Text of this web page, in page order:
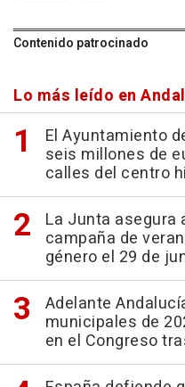
Contenido patrocinado
Lo más leído en
El Ayuntamiento
seis millones de
calles del centro
La Junta asegura
campaña de
género el 29 de
Adelante
municipales de
en el Congreso